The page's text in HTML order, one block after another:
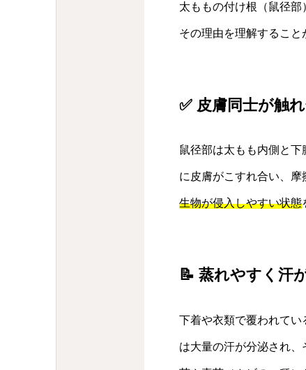
太ももの付け根（鼠径部
その理由を理解すること
✅ 皮膚同士が触
鼠径部は太もも内側と下
に皮膚がこすれ合い、
生物が侵入しやすい状態
📝 蒸れやすく汗
下着や衣類で覆われて
は大量の汗が分泌され、